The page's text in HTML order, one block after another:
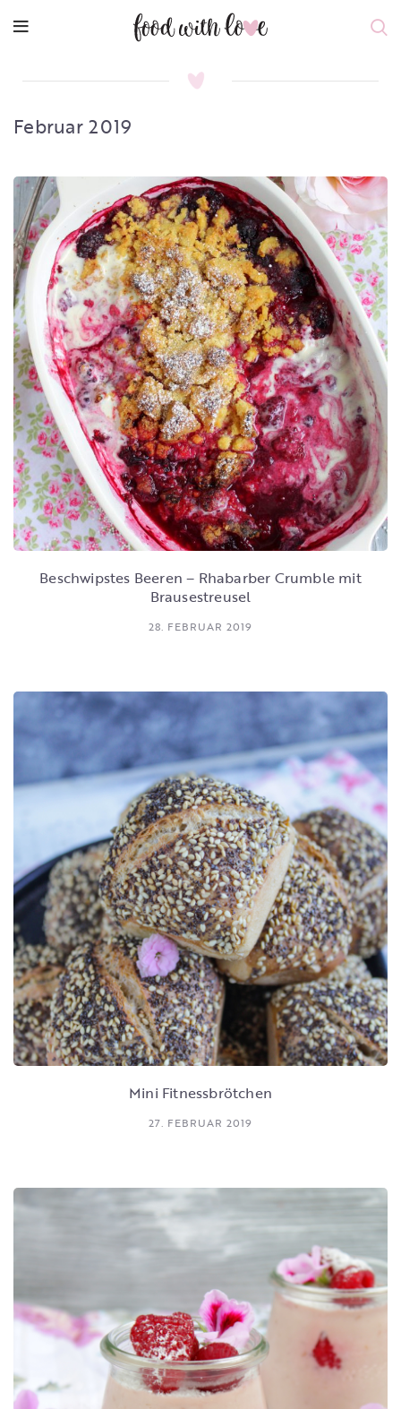
Februar 2019
Beschwipstes Beeren – Rhabarber Crumble mit
Brausestreusel
28. FEBRUAR 2019
Mini Fitnessbrötchen
27. FEBRUAR 2019